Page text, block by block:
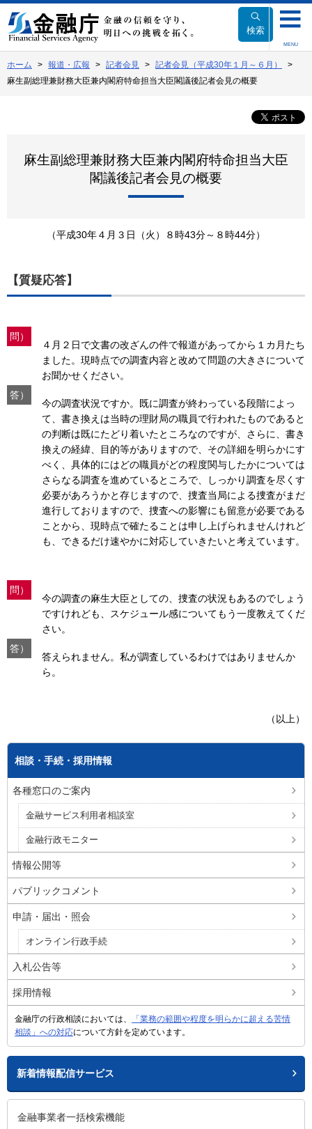
文
へ
動
検索
MENU
ホーム 報道・広報 記者会見
記者会見（平成30年１月～６月）
麻生副総理兼財務大臣兼内閣府特命担当大臣閣議後記者会見の概要
麻生副総理兼財務大臣兼内閣府特命担当大臣
閣議後記者会見の概要
（平成30年４月３日（火）８時43分～８時44分）
【質疑応答】
問）
４月２日で文書の改ざんの件で報道があってから１カ月たち
ました。現時点での調査内容と改めて問題の大きさについて
お聞かせください。
答）
今の調査状況ですか。既に調査が終わっている段階によっ
て、書き換えは当時の理財局の職員で行われたものであると
の判断は既にたどり着いたところなのですが、さらに、書き
換えの経緯、目的等がありますので、その詳細を明らかにす
べく、具体的にはどの職員がどの程度関与したかについては
さらなる調査を進めているところで、しっかり調査を尽くす
必要があろうかと存じますので、捜査当局による捜査がまだ
進行しておりますので、捜査への影響にも留意が必要である
ことから、現時点で確たることは申し上げられませんけれど
も、できるだけ速やかに対応していきたいと考えています。
問）
今の調査の麻生大臣としての、捜査の状況もあるのでしょう
ですけれども、スケジュール感についてもう一度教えてくだ
さい。
答）
答えられません。私が調査しているわけではありませんか
ら。
（以上）
相談・手続・採用情報
各種窓口のご案内
金融サービス利用者相談室
金融行政モニター
情報公開等
パブリックコメント
申請・届出・照会
オンライン行政手続
入札公告等
採用情報
金融庁の行政相談においては、
「業務の範囲や程度を明らかに超える苦情
相談」への対応について方針を定めています。
新着情報配信サービス
金融事業者一括検索機能